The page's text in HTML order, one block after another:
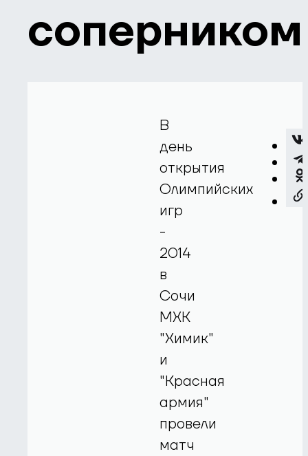
соперником
В
день
открытия
Олимпийских
игр
-
2014
в
Сочи
МХК
"Химик"
и
"Красная
армия"
провели
матч